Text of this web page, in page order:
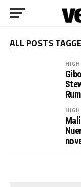
ALL POSTS